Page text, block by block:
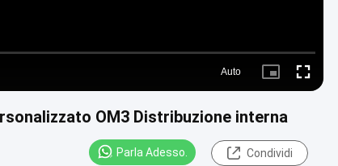
Auto
Picture- Fullscreen
OM3 Distribuzione interna
Parla Adesso. Condividi